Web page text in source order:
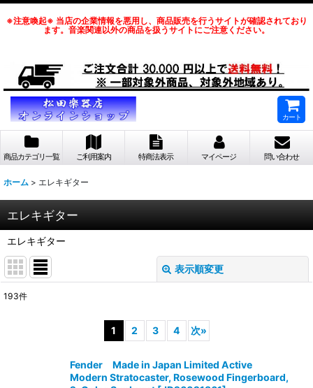
※注意喚起※ 当店の企業情報を悪用し、商品販売を行うサイトが確認されており
ます。音楽関連以外の商品を扱うサイトにご注意ください。
カート
商品カテゴリ一覧 ご利用案内 特商法表示 マイページ 問い合わせ
ホーム > エレキギター
エレキギター
エレキギター
表示順変更
193件
1 2 3 4 次»
Fender Made in Japan Limited Active
Modern Stratocaster, Rosewood Fingerboard,